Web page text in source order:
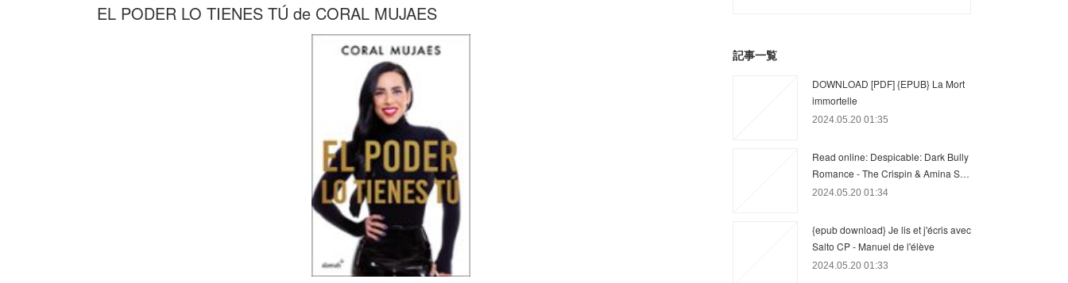
EL PODER LO TIENES TÚ de CORAL MUJAES
記事一覧
DOWNLOAD [PDF] {EPUB} La Mort
immortelle
2024.05.20 01:35
Read online: Despicable: Dark Bully
Romance - The Crispin & Amina S…
2024.05.20 01:34
{epub download} Je lis et j'écris avec
Salto CP - Manuel de l'élève
2024.05.20 01:33